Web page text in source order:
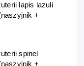
lapis lazuli
+
spinel
+